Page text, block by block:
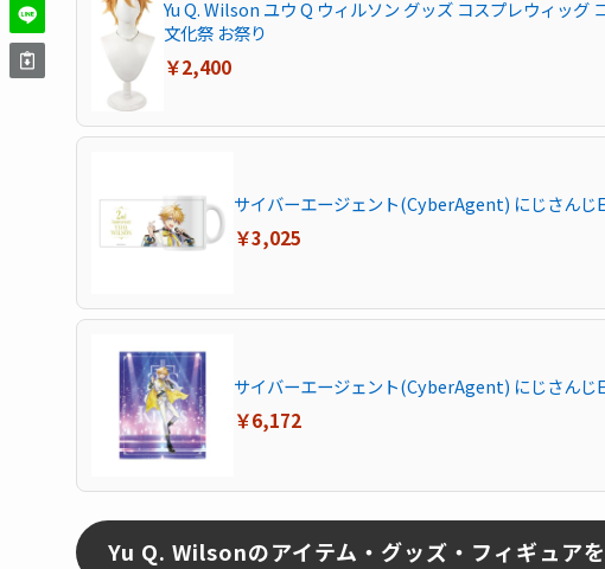
Yu Q. Wilson ユウ Q ウィルソン グッズ コスプレウィッ
文化祭 お祭り
￥2,400
サイバーエージェント(CyberAgent) にじさん
￥3,025
サイバーエージェント(CyberAgent) にじさん
￥6,172
Yu Q. Wilsonのアイテム・グッズ・フィギュア